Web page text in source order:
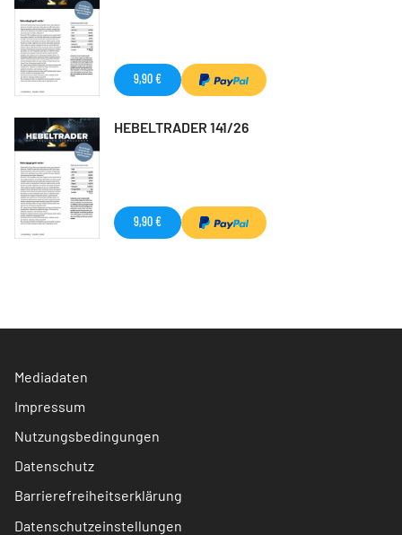
9,90 €
HEBELTRADER 141/26
9,90 €
Mediadaten
Impressum
Nutzungsbedingungen
Datenschutz
Barrierefreiheitserklärung
Datenschutzeinstellungen